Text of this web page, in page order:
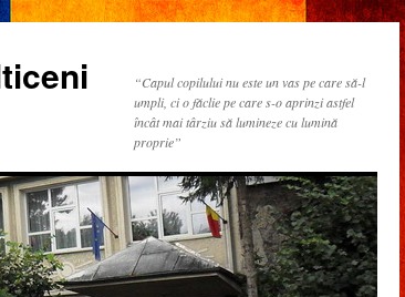
“Capul copilului nu este un vas pe care să-l
umpli, ci o făclie pe care s-o aprinzi astfel
încât mai târziu să lumineze cu lumină
proprie”